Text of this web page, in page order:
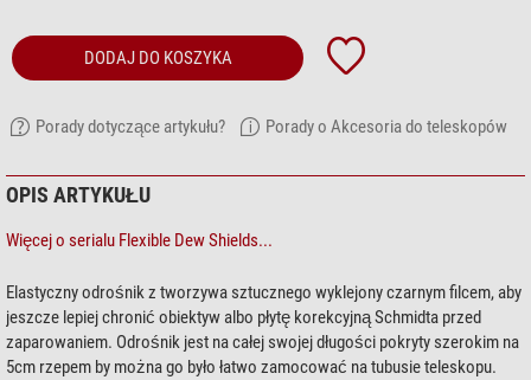
DODAJ DO KOSZYKA
Porady dotyczące artykułu? Porady o Akcesoria do teleskopów
OPIS ARTYKUŁU
Więcej o serialu Flexible Dew Shields...
Elastyczny odrośnik z tworzywa sztucznego wyklejony czarnym filcem, aby
jeszcze lepiej chronić obiektyw albo płytę korekcyjną Schmidta przed
zaparowaniem. Odrośnik jest na całej swojej długości pokryty szerokim na
5cm rzepem by można go było łatwo zamocować na tubusie teleskopu.